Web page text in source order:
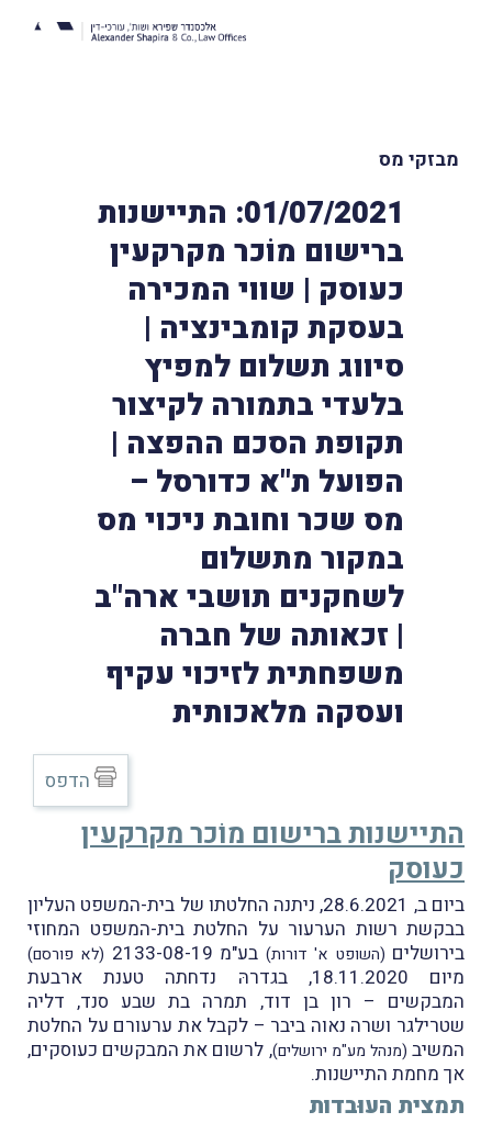
מבזקי מס
01/07/2021: התיישנות
ברישום מוֹכר מקרקעין
כעוסק | שווי המכירה
בעסקת קומבינציה |
סיווג תשלום למפיץ
בלעדי בתמורה לקיצור
תקופת הסכם ההפצה |
הפועל ת"א כדורסל –
מס שכר וחובת ניכוי מס
במקור מתשלום
לשחקנים תושבי ארה"ב
| זכאותה של חברה
משפחתית לזיכוי עקיף
ועסקה מלאכותית
התיישנות ברישום מוֹכר מקרקעין
כעוסק
ביום ב, 28.6.2021, ניתנה החלטתו של בית-המשפט העליון
בבקשת רשות הערעור על החלטת בית-המשפט המחוזי
בירושלים (השופט א' דורות) בע"מ 2133-08-19 (לא פורסם)
מיום 18.11.2020, בגדרהּ נדחתה טענת ארבעת
המבקשים – רון בן דוד, תמרה בת שבע סנד, דליה
שטרילגר ושרה נאוה ביבר – לקבל את ערעורם על החלטת
המשיב (מנהל מע"מ ירושלים), לרשום את המבקשים כעוסקים,
אך מחמת התיישנות.
תמצית העוּבדות